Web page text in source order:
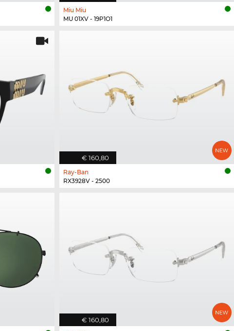
Miu Miu
MU 01XV - 19P1O1
€ 160,80
Ray-Ban
RX3928V - 2500
€ 160,80